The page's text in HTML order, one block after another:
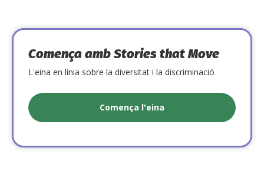
Comença amb Stories that Move
L'eina en línia sobre la diversitat i la discriminació
Comença l'eina